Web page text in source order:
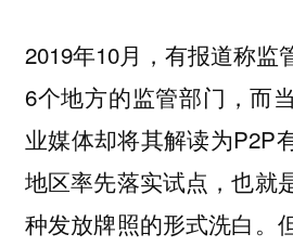
2019年10月，有报道称监
6个地方的监管部门，而
业媒体却将其解读为P2P
地区率先落实试点，也就
种发放牌照的形式洗白。